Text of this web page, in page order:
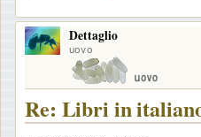
Dettaglio
uovo
Re: Libri in